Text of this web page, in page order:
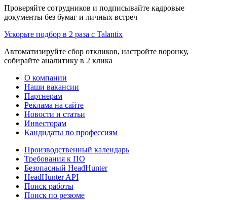
Проверяйте сотрудников и подписывайте кадровые
документы без бумаг и личных встреч
Ускорьте подбор в 2 раза с Talantix
Автоматизируйте сбор откликов, настройте воронку,
собирайте аналитику в 2 клика
О компании
Наши вакансии
Партнерам
Реклама на сайте
Новости и статьи
Инвесторам
Кандидаты по профессиям
Производственный календарь
Требования к ПО
Безопасный HeadHunter
HeadHunter API
Поиск работы
Поиск по резюме